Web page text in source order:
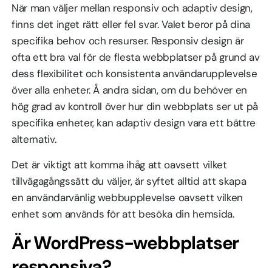
När man väljer mellan responsiv och adaptiv design,
finns det inget rätt eller fel svar. Valet beror på dina
specifika behov och resurser. Responsiv design är
ofta ett bra val för de flesta webbplatser på grund av
dess flexibilitet och konsistenta användarupplevelse
över alla enheter. Å andra sidan, om du behöver en
hög grad av kontroll över hur din webbplats ser ut på
specifika enheter, kan adaptiv design vara ett bättre
alternativ.
Det är viktigt att komma ihåg att oavsett vilket
tillvägagångssätt du väljer, är syftet alltid att skapa
en användarvänlig webbupplevelse oavsett vilken
enhet som används för att besöka din hemsida.
Är WordPress-webbplatser